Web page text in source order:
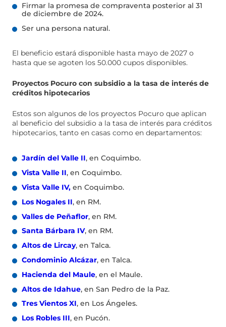
Firmar la promesa de compraventa posterior al 31
de diciembre de 2024.
Ser una persona natural.
El beneficio estará disponible hasta mayo de 2027 o
hasta que se agoten los 50.000 cupos disponibles.
Proyectos Pocuro con subsidio a la tasa de interés de
créditos hipotecarios
Estos son algunos de los proyectos Pocuro que aplican
al beneficio del subsidio a la tasa de interés para créditos
hipotecarios, tanto en casas como en departamentos:
Jardín del Valle II, en Coquimbo.
Vista Valle II, en Coquimbo.
Vista Valle IV, en Coquimbo.
Los Nogales II, en RM.
Valles de Peñaflor, en RM.
Santa Bárbara IV, en RM.
Altos de Lircay, en Talca.
Condominio Alcázar, en Talca.
Hacienda del Maule, en el Maule.
Altos de Idahue, en San Pedro de la Paz.
Tres Vientos XI, en Los Ángeles.
Los Robles III, en Pucón.